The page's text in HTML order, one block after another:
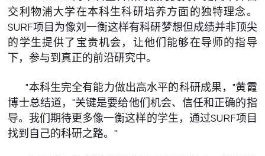
交利物浦大学在本科生科研培养方面的独特理念。
SURF项目为像刘一衡这样有科研梦想但成绩并非顶尖
的学生提供了宝贵机会，让他们能够在导师的指导
下，参与到真正的前沿研究中。
"本科生完全有能力做出高水平的科研成果，"黄霞
博士总结道，"关键是要给他们机会、信任和正确的指
导。我们期待更多像一衡这样的学生，通过SURF项目
找到自己的科研之路。"